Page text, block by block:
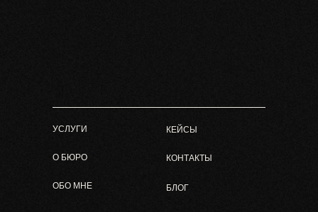
ОБО МНЕ
О БЮРО
УСЛУГИ КЕЙСЫ
БЛОГ
КОНТАКТЫ